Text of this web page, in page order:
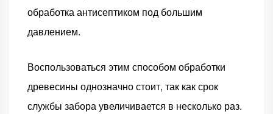
обработка антисептиком под большим
давлением.
Воспользоваться этим способом обработки
древесины однозначно стоит, так как срок
службы забора увеличивается в несколько раз.